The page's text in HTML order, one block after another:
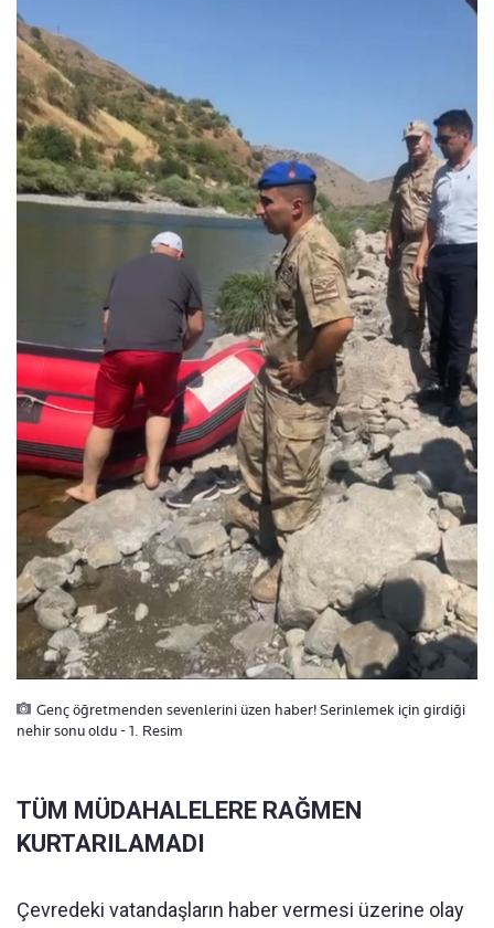
Genç öğretmenden sevenlerini üzen haber! Serinlemek için girdiği
nehir sonu oldu - 1. Resim
TÜM MÜDAHALELERE RAĞMEN
KURTARILAMADI
Çevredeki vatandaşların haber vermesi üzerine olay